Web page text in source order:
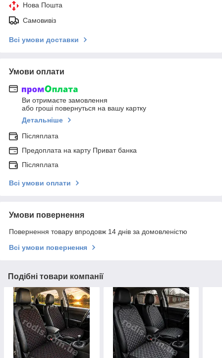
Нова Пошта
Самовивіз
Всі умови доставки
Умови оплати
Ви отримаєте замовлення
або гроші повернуться на вашу картку
Детальніше
Післяплата
Предоплата на карту Приват банка
Післяплата
Всі умови оплати
Умови повернення
Повернення товару впродовж 14 днів за домовленістю
Всі умови повернення
Подібні товари компанії